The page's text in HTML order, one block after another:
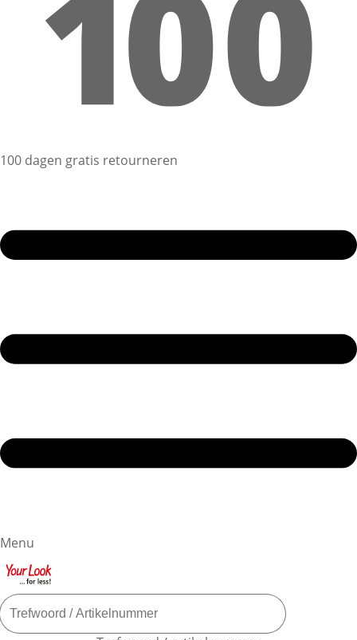
100 dagen gratis retourneren
Menu